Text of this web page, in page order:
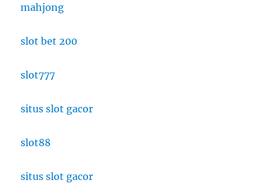
mahjong
slot bet 200
slot777
situs slot gacor
slot88
situs slot gacor